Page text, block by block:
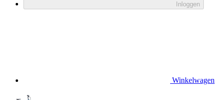
Inloggen
Winkelwagen